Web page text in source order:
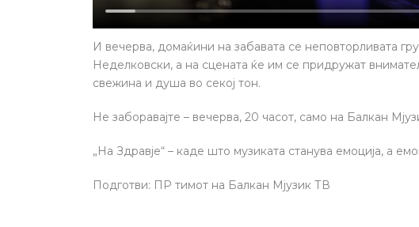
И вечерва, домаќини на забавата се неповторливата
Неделковски, а на сцената ќе им се придружат
свежина и душа во секој тон.
Не заборавајте – вечерва, 20 часот, само на Балкан
„На Здравје“ – каде што музиката станува емоција, а
Подготви: ПР тимот на Балкан Мјузик ТВ